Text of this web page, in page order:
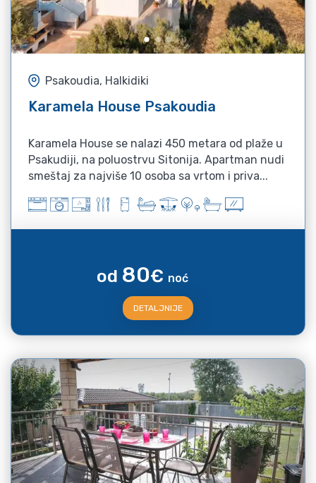
Psakoudia, Halkidiki
Karamela House Psakoudia
Karamela House se nalazi 450 metara od plaže u
Psakudiji, na poluostrvu Sitonija. Apartman nudi
smeštaj za najviše 10 osoba sa vrtom i priva...
od 80€ noć
DETALJNIJE